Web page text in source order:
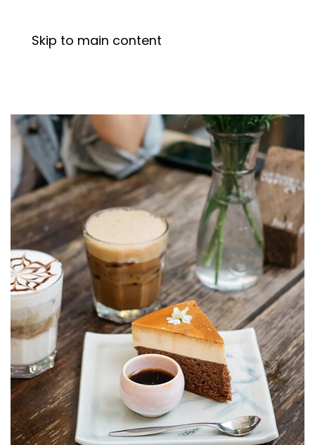
Skip to main content